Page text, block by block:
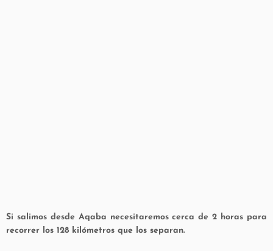
Si salimos desde Aqaba necesitaremos cerca de 2 horas para
recorrer los 128 kilómetros que los separan.